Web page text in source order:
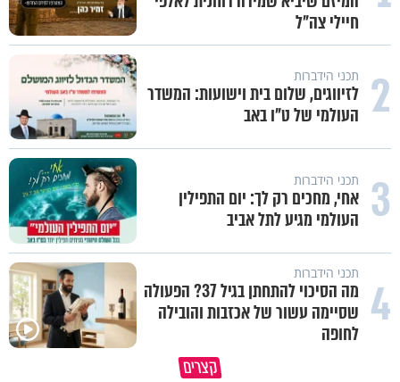
חיילי צה"ל
2 תכני הידברות
לזיווגים, שלום בית וישועות: המשדר
העולמי של ט"ו באב
3 תכני הידברות
אחי, מחכים רק לך: יום התפילין
העולמי מגיע לתל אביב
4 תכני הידברות
מה הסיכוי להתחתן בגיל 37? הפעולה
שסיימה עשור של אכזבות והובילה
לחופה
קצריםברכה או קללה? הכל בידים שלנו